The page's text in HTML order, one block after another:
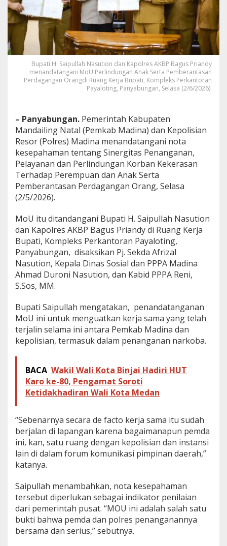
e
s
T
e
k
e
n
M
o
l
i
n
d
u
g
a
n
a
k
&
P
e
m
b
a
n
t
a
s
P
e
r
d
g
n
g
a
a
n
g
Bupati H. Saipullah Nasution dan Kapolres AKBP Bagus Priandy
menandatangani MoU Perlindungan Anak Serta Pemberantasan
Perdagangan Orangdi Ruang Kerja Bupati, Kompleks Perkantoran
Payaloting, Panyabungan, Selasa (2/6/2026).
– Panyabungan. Pemerintah Kabupaten
Mandailing Natal (Pemkab Madina) dan Kepolisian
Resor (Polres) Madina menandatangani nota
kesepahaman tentang Sinergitas Penanganan,
Pelayanan dan Perlindungan Korban Kekerasan
Terhadap Perempuan dan Anak Serta
Pemberantasan Perdagangan Orang, Selasa
(2/5/2026).
MoU itu ditandangani Bupati H. Saipullah Nasution
dan Kapolres AKBP Bagus Priandy di Ruang Kerja
Bupati, Kompleks Perkantoran Payaloting,
Panyabungan, disaksikan Pj. Sekda Afrizal
Nasution, Kepala Dinas Sosial dan PPPA Madina
Ahmad Duroni Nasution, dan Kabid PPPA Reni,
S.Sos, MM.
Bupati Saipullah mengatakan, penandatanganan
MoU ini untuk menguatkan kerja sama yang telah
terjalin selama ini antara Pemkab Madina dan
kepolisian, termasuk dalam penanganan narkoba.
BACA Wakil Wali Kota Binjai Hadiri HUT
Karo ke-80, Pengamat Soroti
Ketidakhadiran Wali Kota Medan
“Sebenarnya secara de facto kerja sama itu sudah
berjalan di lapangan karena bagaimanapun pemda
ini, kan, satu ruang dengan kepolisian dan instansi
lain di dalam forum komunikasi pimpinan daerah,”
katanya.
Saipullah menambahkan, nota kesepahaman
tersebut diperlukan sebagai indikator penilaian
dari pemerintah pusat. “MOU ini adalah salah satu
bukti bahwa pemda dan polres penanganannya
bersama dan serius,” sebutnya.